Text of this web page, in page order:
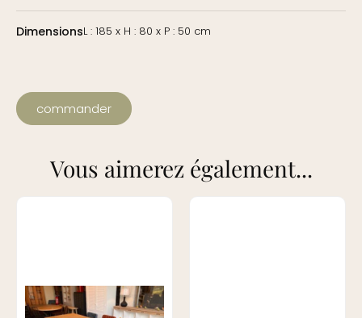
DimensionsL : 185 x H : 80 x P : 50 cm
commander
Vous aimerez également...